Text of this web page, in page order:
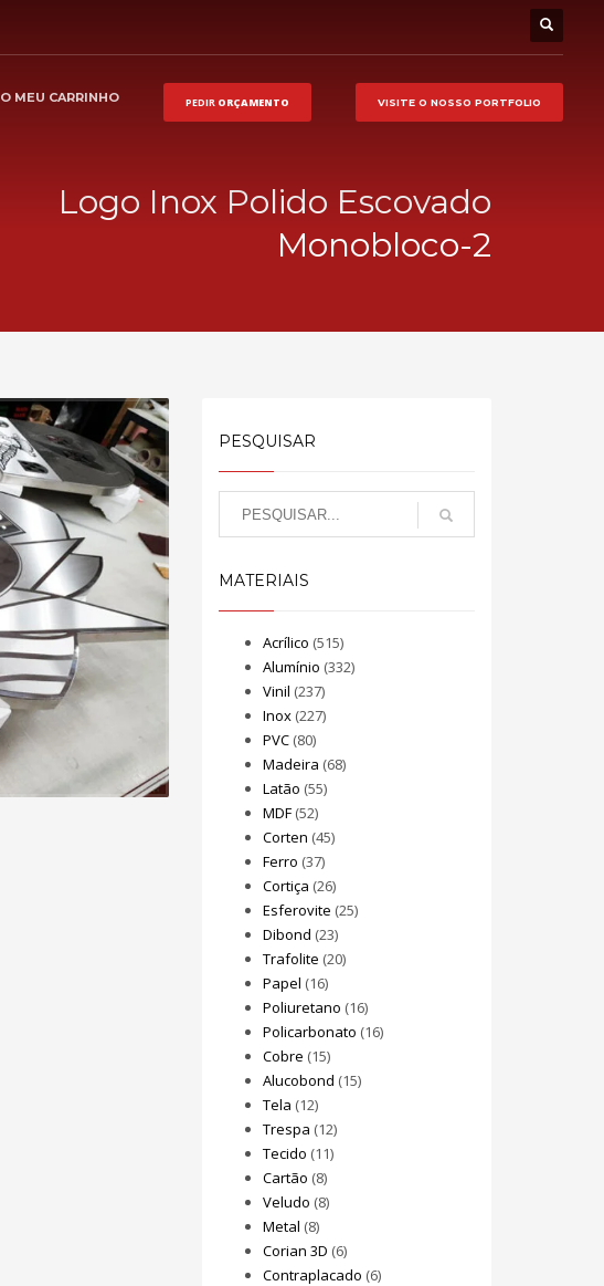
O MEU CARRINHO PEDIR ORÇAMENTO VISITE O NOSSO PORTFOLIO
Logo Inox Polido Escovado
Monobloco-2
PESQUISAR
MATERIAIS
Acrílico (515)
Alumínio (332)
Vinil (237)
Inox(227)
PVC(80)
Madeira (68)
Latão (55)
MDF(52)
Corten (45)
Ferro (37)
Cortiça (26)
Esferovite (25)
Dibond (23)
Trafolite (20)
Papel (16)
Poliuretano (16)
Policarbonato (16)
Cobre (15)
Alucobond (15)
Tela (12)
Trespa (12)
Tecido (11)
Cartão (8)
Veludo (8)
Metal (8)
Corian 3D (6)
Contraplacado (6)